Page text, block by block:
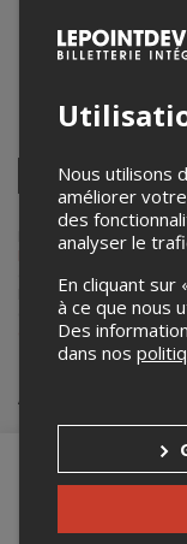
Centre culturel et
Facebook Linkedin
Lepointdevente.com
Francoischarron.com
de billets pour ses
Pour plus
contacter
Achat de
Merci de
Nous utilisons
améliorer
des
analyser le
En cliquant sur
à ce que nous
Des
dans nos